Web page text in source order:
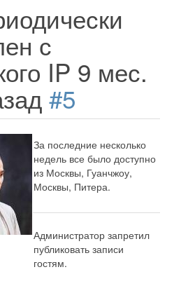
с
IP 9 мес.
#5
За последние несколько
недель все было доступно
из Москвы, Гуанчжоу,
Москвы, Питера.
Администратор запретил
публиковать записи
гостям.